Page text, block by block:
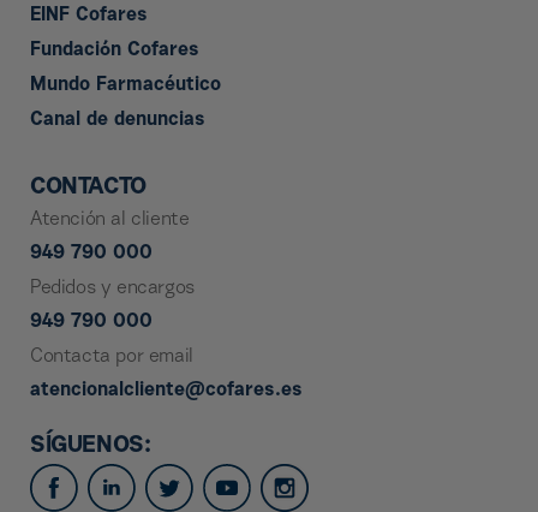
EINF Cofares
Fundación Cofares
Mundo Farmacéutico
Canal de denuncias
CONTACTO
Atención al cliente
949 790 000
Pedidos y encargos
949 790 000
Contacta por email
atencionalcliente@cofares.es
SÍGUENOS: